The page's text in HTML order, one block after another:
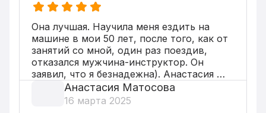
Она лучшая. Научила меня ездить на
машине в мои 50 лет, после того, как от
занятий со мной, один раз поездив,
отказался мужчина-инструктор. Он
заявил, что я безнадежна). Анастасия
показала, что надежда есть )
Анастасия Матосова
16 марта 2025